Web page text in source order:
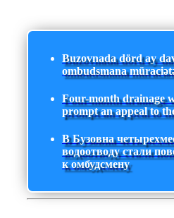
Buzovnada dörd ay
ombudsmana
Four-month drainage
prompt an appeal to
В Бузовна
водоотводу стали
к омбудсмену